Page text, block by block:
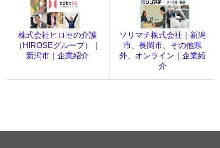
株式会社ヒロセの介護
（HIROSEグループ）｜
新潟市｜企業紹介
ソリマチ株式会社｜新潟
市、長岡市、その他県
外、オンライン｜企業紹
介